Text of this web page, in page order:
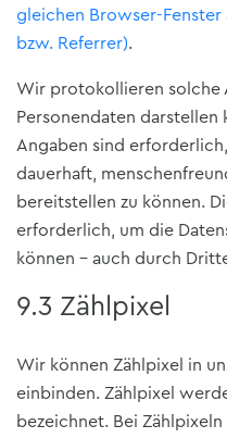
gleichen Browser-
bzw. Referrer).
Wir protokollieren solche
Personendaten darstellen
Angaben sind
dauerhaft,
bereitstellen zu können.
erforderlich, um die
können – auch durch
9.3 Zählpixel
Wir können Zählpixel in
einbinden. Zählpixel
bezeichnet. Bei